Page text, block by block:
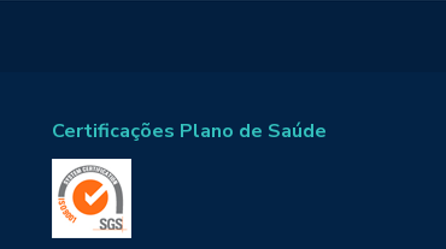
Certificações Plano de Saúde